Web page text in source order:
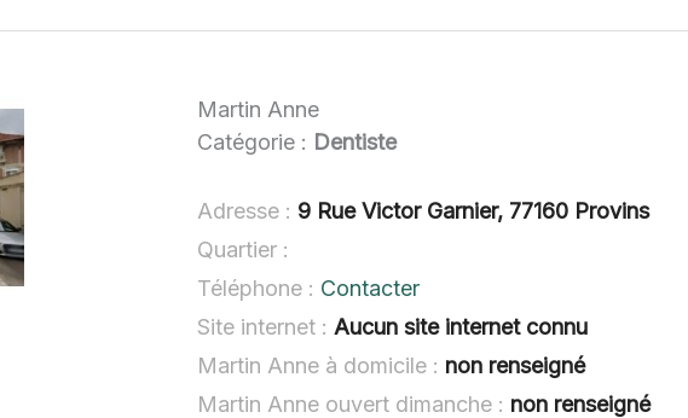
Martin Anne
Catégorie : Dentiste
Adresse : 9 Rue Victor Garnier, 77160 Provins
Quartier :
Téléphone : Contacter
Site internet : Aucun site internet connu
Martin Anne à domicile : non renseigné
Martin Anne ouvert dimanche : non renseigné